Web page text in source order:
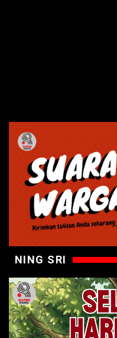
NING SRI